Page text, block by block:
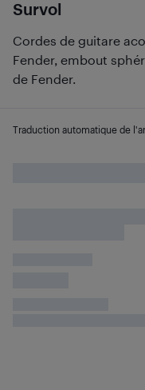
Survol
Cordes de guitare
Fender, embout
de Fender.
Traduction automatique de